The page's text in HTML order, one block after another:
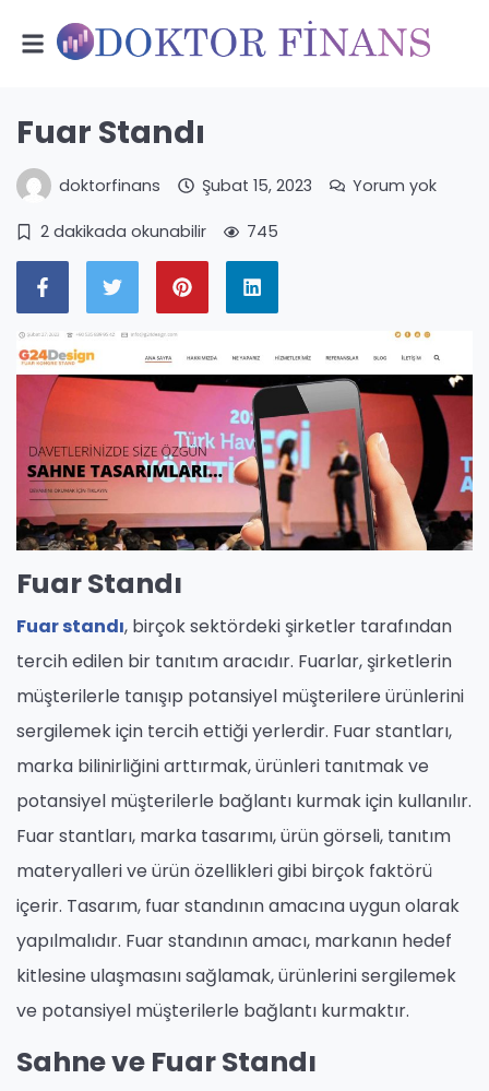
Fuar Standı
doktorfinans Şubat 15, 2023 Yorum yok
2 dakikada okunabilir 745
Fuar Standı
Fuar standı, birçok sektördeki şirketler tarafından
tercih edilen bir tanıtım aracıdır. Fuarlar, şirketlerin
müşterilerle tanışıp potansiyel müşterilere ürünlerini
sergilemek için tercih ettiği yerlerdir. Fuar stantları,
marka bilinirliğini arttırmak, ürünleri tanıtmak ve
potansiyel müşterilerle bağlantı kurmak için kullanılır.
Fuar stantları, marka tasarımı, ürün görseli, tanıtım
materyalleri ve ürün özellikleri gibi birçok faktörü
içerir. Tasarım, fuar standının amacına uygun olarak
yapılmalıdır. Fuar standının amacı, markanın hedef
kitlesine ulaşmasını sağlamak, ürünlerini sergilemek
ve potansiyel müşterilerle bağlantı kurmaktır.
Sahne ve Fuar Standı